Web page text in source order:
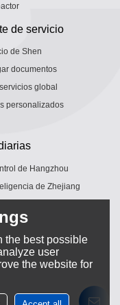
de servicio
de Shen
documentos
global
personalizados
de Hangzhou
de Zhejiang
the best possible
user
the website for